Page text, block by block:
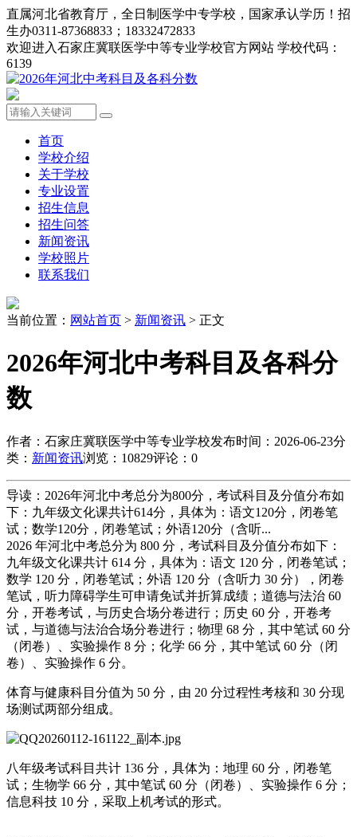
直属河北省教育厅，全日制医学中专学校，国家承认学历！招
生办0311-87368833；18332472833
欢迎进入石家庄冀联医学中等专业学校官方网站 学校代码：
6139
首页
学校介绍
关于学校
专业设置
招生信息
招生问答
新闻资讯
学校照片
联系我们
当前位置： 网站首页 > 新闻资讯 > 正文
2026年河北中考科目及各科分
数
作者：石家庄冀联医学中等专业学校发布时间：2026-06-23分
类： 新闻资讯浏览：10829评论：0
导读：2026年河北中考总分为800分，考试科目及分值分布如
下：九年级文化课共计614分，具体为：语文120分，闭卷笔
试；数学120分，闭卷笔试；外语120分（含听...
2026 年河北中考总分为 800 分，考试科目及分值分布如下：
九年级文化课共计 614 分，具体为：语文 120 分，闭卷笔试；
数学 120 分，闭卷笔试；外语 120 分（含听力 30 分），闭卷
笔试，听力障碍学生可申请免试并折算成绩；道德与法治 60
分，开卷考试，与历史合场分卷进行；历史 60 分，开卷考
试，与道德与法治合场分卷进行；物理 68 分，其中笔试 60 分
（闭卷）、实验操作 8 分；化学 66 分，其中笔试 60 分（闭
卷）、实验操作 6 分。
体育与健康科目分值为 50 分，由 20 分过程性考核和 30 分现
场测试两部分组成。
八年级考试科目共计 136 分，具体为：地理 60 分，闭卷笔
试；生物学 66 分，其中笔试 60 分（闭卷）、实验操作 6 分；
信息科技 10 分，采取上机考试的形式。